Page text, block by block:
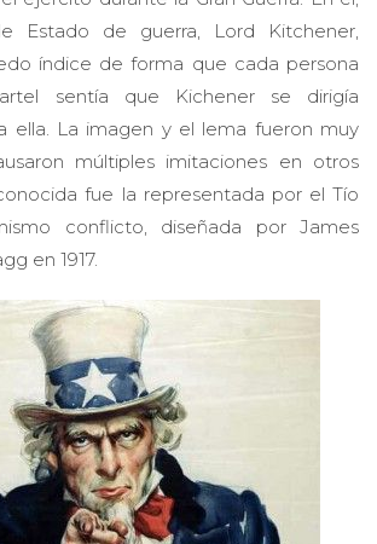
Estado de guerra, Lord Kitchener,
índice de forma que cada persona
sentía que Kichener se dirigía
ella. La imagen y el lema fueron muy
múltiples imitaciones en otros
fue la representada por el Tío
conflicto, diseñada por James
en 1917.